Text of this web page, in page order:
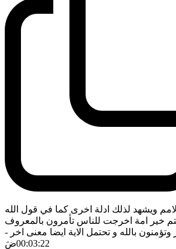
ويشهد لذلك ادلة اخرى كما في قول الله
خير امة اخرجت للناس تأمرون بالمعروف
بالله و تحتمل الاية ايضا معنى اخر -
00:03:22ضَ